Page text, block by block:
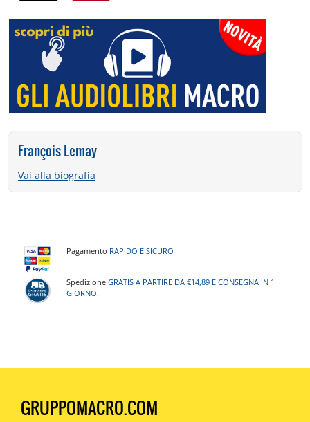
François Lemay
Vai alla biografia
Pagamento RAPIDO E SICURO
SpedizioneGRATIS A PARTIRE DA €14,89 E CONSEGNA IN 1
GIORNO.
GRUPPOMACRO.COM